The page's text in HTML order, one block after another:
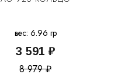
вес: 6.96 гр
3 591 ₽
8 979 ₽